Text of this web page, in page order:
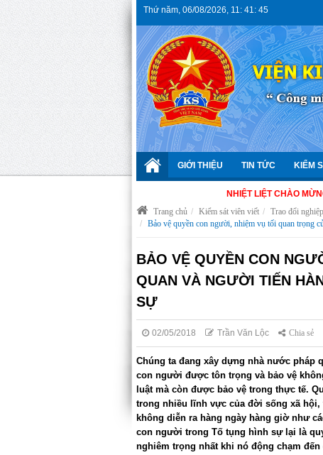
Thứ năm, 06/08/2026, 11: 41: 45
GIỚI THIỆU TIN TỨC KIỂM
NHIỆT LIỆT CHÀO MỪNG 66
Trang chủ
Kiểm sát viên viết
Trao đổi
Bảo vệ quyền con người, nhiệm vụ tối quan trọng
BẢO VỆ QUYỀN CON
QUAN VÀ NGƯỜI TIẾN
SỰ
02/05/2018 Trần Văn Lộc Chia sẻ
Chúng ta đang xây dựng nhà nước pháp
con người được tôn trọng và bảo vệ
luật mà còn được bảo vệ trong thực tế.
trong nhiều lĩnh vực của đời sống xã
không diễn ra hàng ngày hàng giờ như
con người trong Tố tụng hình sự lại là
nghiêm trọng nhất khi nó động chạm